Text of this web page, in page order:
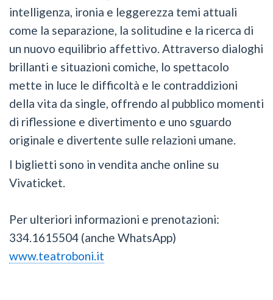
intelligenza, ironia e leggerezza temi attuali
come la separazione, la solitudine e la ricerca di
un nuovo equilibrio affettivo. Attraverso dialoghi
brillanti e situazioni comiche, lo spettacolo
mette in luce le difficoltà e le contraddizioni
della vita da single, offrendo al pubblico momenti
di riflessione e divertimento e uno sguardo
originale e divertente sulle relazioni umane.
I biglietti sono in vendita anche online su
Vivaticket.
Per ulteriori informazioni e prenotazioni:
334.1615504 (anche WhatsApp)
www.teatroboni.it